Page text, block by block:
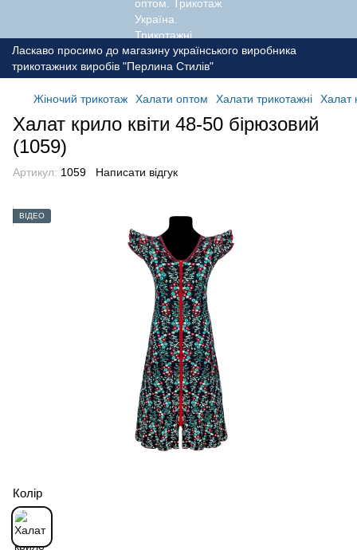
Ласкаво просимо до магазину українського виробника
трикотажних виробів "Перлина Стилів"
Жіночий трикотаж Халати оптом Халати трикотажні Халат
Халат крило квіти 48-50 бірюзовий
(1059)
Артикул: 1059 Написати відгук
ВІДЕО
Колір